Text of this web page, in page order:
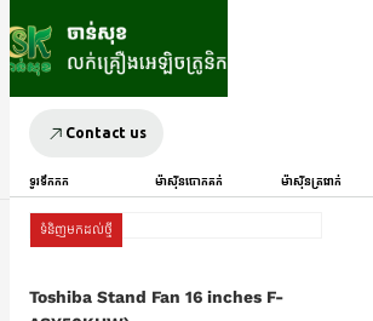
Contact us
ទូរទឹកកក ម៉ាស៊ីនបោកគក់ ម៉ាស៊ីនត្រជាក់
ទំនិញមកដល់ថ្មី
Toshiba Stand Fan 16 inches F-